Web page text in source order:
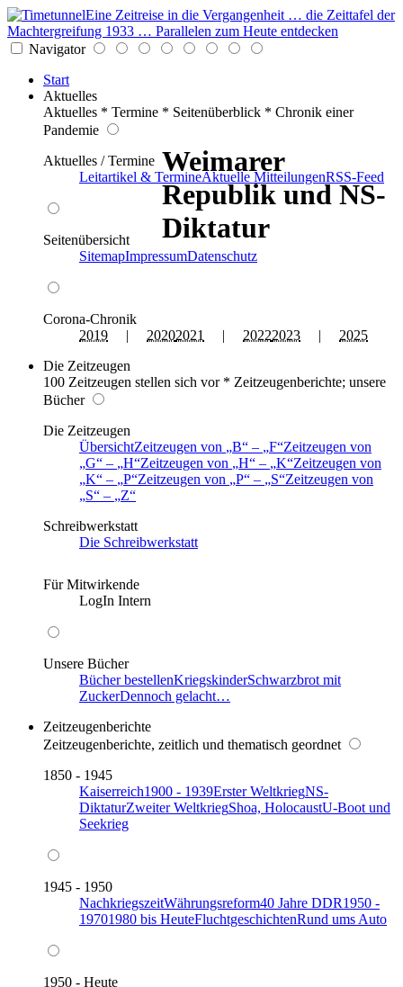
Eine Zeitreise in die Vergangenheit … die Zeittafel der
Machtergreifung 1933 … Parallelen zum Heute entdecken
Navigator
Start
Aktuelles
Aktuelles * Termine * Seitenüberblick * Chronik einer
Pandemie
Aktuelles / Termine
Leitartikel & TermineAktuelle MitteilungenRSS-Feed
Seitenübersicht
SitemapImpressumDatenschutz
Corona-Chronik
2019 | 20202021 | 20222023 | 2025
Die Zeitzeugen
100 Zeitzeugen stellen sich vor * Zeitzeugenberichte; unsere
Bücher
Die Zeitzeugen
ÜbersichtZeitzeugen von B – F Zeitzeugen von
G
– H Zeitzeugen von H – K Zeitzeugen von
K
– P Zeitzeugen von P – S Zeitzeugen von
S
–
Z
Schreibwerkstatt
Die Schreibwerkstatt
Für Mitwirkende
LogIn Intern
Unsere Bücher
Bücher bestellenKriegskinderSchwarzbrot mit
ZuckerDennoch gelacht…
Zeitzeugenberichte
Zeitzeugenberichte, zeitlich und thematisch geordnet
1850 - 1945
Kaiserreich1900 - 1939Erster WeltkriegNS-
DiktaturZweiter WeltkriegShoa, HolocaustU-Boot und
Seekrieg
1945 - 1950
NachkriegszeitWährungsreform40 Jahre DDR1950 -
19701980 bis HeuteFluchtgeschichtenRund ums Auto
1950 - Heute
Weimarer
Republik und NS-
Diktatur